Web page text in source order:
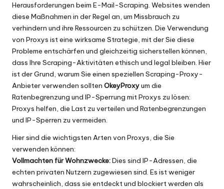
Herausforderungen beim E-Mail-Scraping. Websites wenden
diese Maßnahmen in der Regel an, um Missbrauch zu
verhindern und ihre Ressourcen zu schützen. Die Verwendung
von Proxys ist eine wirksame Strategie, mit der Sie diese
Probleme entschärfen und gleichzeitig sicherstellen können,
dass Ihre Scraping-Aktivitäten ethisch und legal bleiben. Hier
ist der Grund, warum Sie einen speziellen Scraping-Proxy-
Anbieter verwenden sollten OkeyProxyum die
Ratenbegrenzung und IP-Sperrung mit Proxys zu lösen:
Proxys helfen, die Last zu verteilen und Ratenbegrenzungen
und IP-Sperren zu vermeiden.
Hier sind die wichtigsten Arten von Proxys, die Sie
verwenden können:
Vollmachten für Wohnzwecke:Dies sind IP-Adressen, die
echten privaten Nutzern zugewiesen sind. Es ist weniger
wahrscheinlich, dass sie entdeckt und blockiert werden als